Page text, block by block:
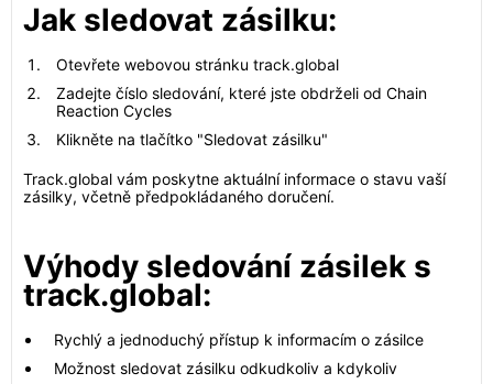
Jak sledovat zásilku:
Otevřete webovou stránku track.global
Zadejte číslo sledování, které jste obdrželi od Chain
Reaction Cycles
Klikněte na tlačítko "Sledovat zásilku"
Track.global vám poskytne aktuální informace o stavu vaší
zásilky, včetně předpokládaného doručení.
Výhody sledování zásilek s
track.global:
Rychlý a jednoduchý přístup k informacím o zásilce
Možnost sledovat zásilku odkudkoliv a kdykoliv